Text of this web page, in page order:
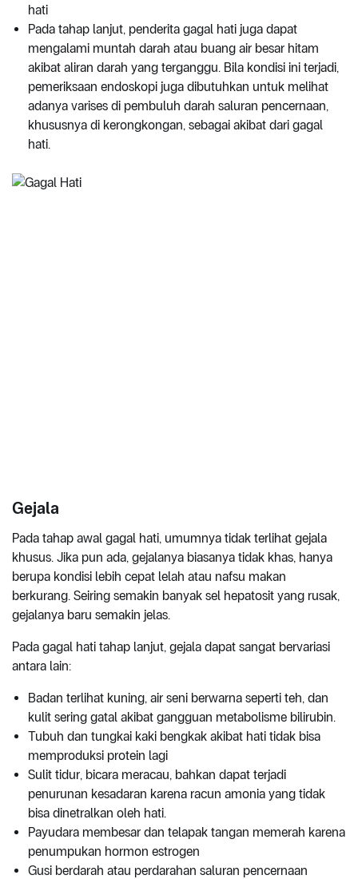
hati
Pada tahap lanjut, penderita gagal hati juga dapat
mengalami muntah darah atau buang air besar hitam
akibat aliran darah yang terganggu. Bila kondisi ini terjadi,
pemeriksaan endoskopi juga dibutuhkan untuk melihat
adanya varises di pembuluh darah saluran pencernaan,
khususnya di kerongkongan, sebagai akibat dari gagal
hati.
Gejala
Pada tahap awal gagal hati, umumnya tidak terlihat gejala
khusus. Jika pun ada, gejalanya biasanya tidak khas, hanya
berupa kondisi lebih cepat lelah atau nafsu makan
berkurang. Seiring semakin banyak sel hepatosit yang rusak,
gejalanya baru semakin jelas.
Pada gagal hati tahap lanjut, gejala dapat sangat bervariasi
antara lain:
Badan terlihat kuning, air seni berwarna seperti teh, dan
kulit sering gatal akibat gangguan metabolisme bilirubin.
Tubuh dan tungkai kaki bengkak akibat hati tidak bisa
memproduksi protein lagi
Sulit tidur, bicara meracau, bahkan dapat terjadi
penurunan kesadaran karena racun amonia yang tidak
bisa dinetralkan oleh hati.
Payudara membesar dan telapak tangan memerah karena
penumpukan hormon estrogen
Gusi berdarah atau perdarahan saluran pencernaan